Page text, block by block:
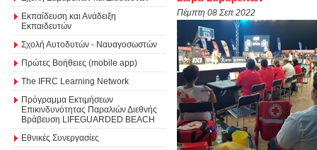
Εκπαίδευση και Ανάδειξη
Εκπαιδευτών
Σχολή Αυτοδυτών - Ναυαγοσωστών
Πρώτες Βοήθειες (mobile app)
The IFRC Learning Network
Πρόγραμμα Εκτιμήσεων
Επικινδυνότητας Παραλιών Διεθνής
Βράβευση LIFEGUARDED BEACH
Εθνικές Συνεργασίες
Πέμπτη 08 Σεπ 2022